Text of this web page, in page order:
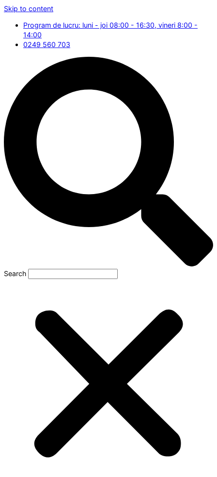
Skip to content
Program de lucru: luni - joi 08:00 - 16:30, vineri 8:00 -
14:00
0249 560 703
Search